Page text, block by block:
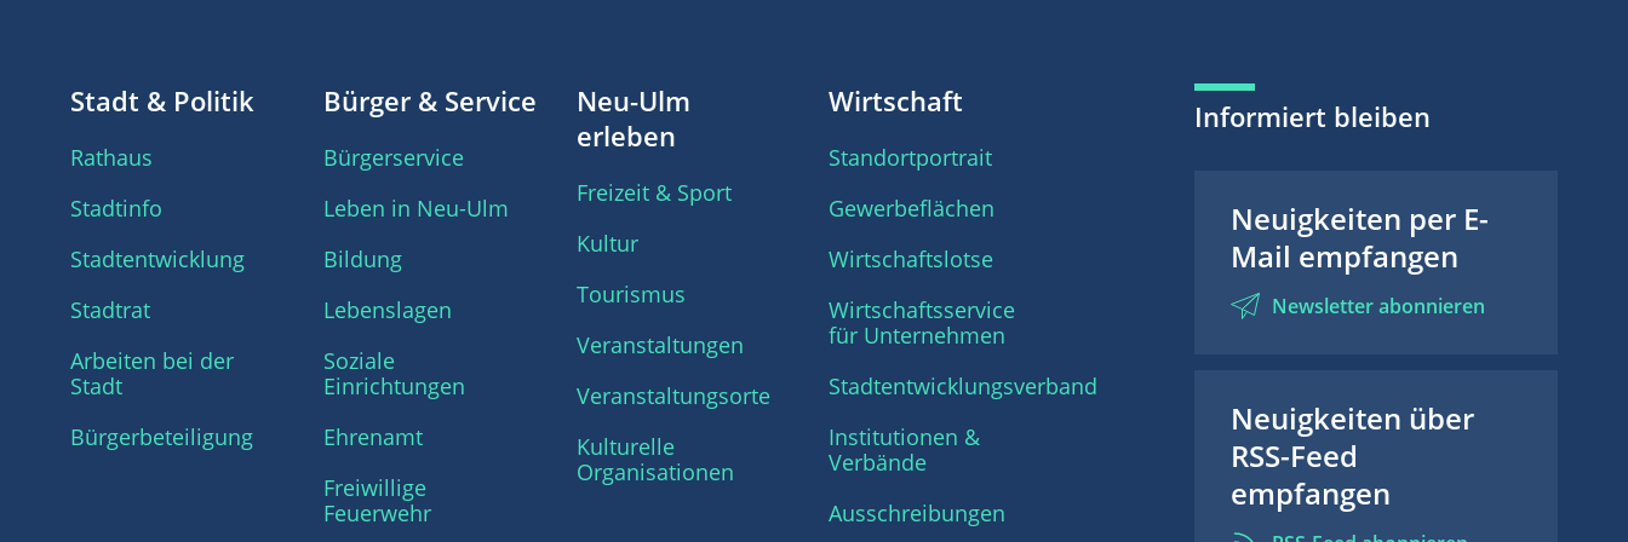
Stadt & Politik
Rathaus
Stadtinfo
Stadtentwicklung
Stadtrat
Arbeiten bei der
Stadt
Bürgerbeteiligung
Bürger & Service
Bürgerservice
Leben in Neu-Ulm
Bildung
Lebenslagen
Soziale
Einrichtungen
Ehrenamt
Freiwillige
Feuerwehr
Neu-Ulm
erleben
Freizeit & Sport
Kultur
Tourismus
Veranstaltungen
Veranstaltungsorte
Kulturelle
Organisationen
Wirtschaft
Standortportrait
Gewerbeflächen
Wirtschaftslotse
Wirtschaftsservice
für Unternehmen
Stadtentwicklungsverband
Institutionen &
Verbände
Ausschreibungen
Informiert bleiben
Neuigkeiten per E-
Mail empfangen
Newsletter abonnieren
Neuigkeiten über
RSS-Feed
empfangen